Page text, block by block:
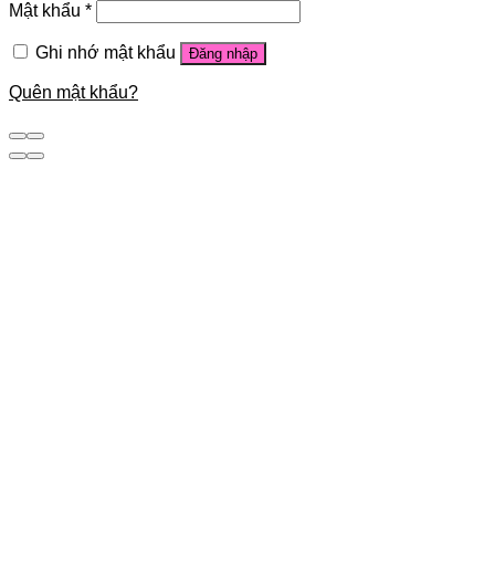
Mật khẩu *
Ghi nhớ mật khẩu Đăng nhập
Quên mật khẩu?